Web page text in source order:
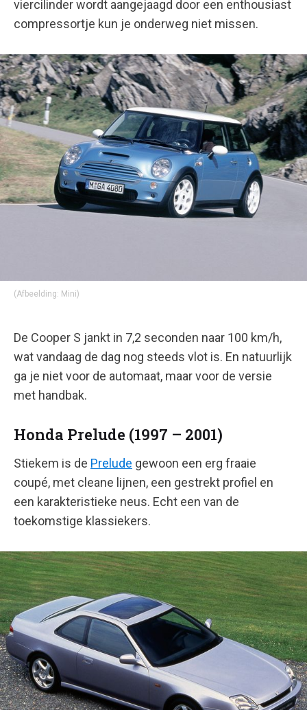
viercilinder wordt aangejaagd door een enthousiast
compressortje kun je onderweg niet missen.
(Afbeelding: Mini)
De Cooper S jankt in 7,2 seconden naar 100 km/h,
wat vandaag de dag nog steeds vlot is. En natuurlijk
ga je niet voor de automaat, maar voor de versie
met handbak.
Honda Prelude (1997 – 2001)
Stiekem is de Prelude gewoon een erg fraaie
coupé, met cleane lijnen, een gestrekt profiel en
een karakteristieke neus. Echt een van de
toekomstige klassiekers.